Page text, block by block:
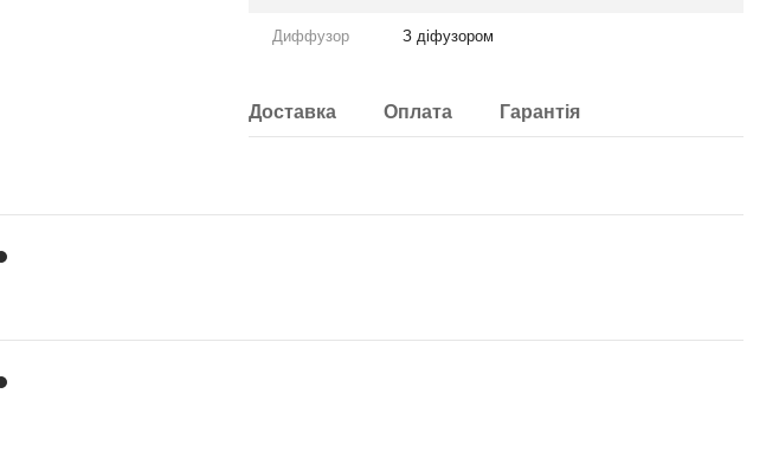
Диффузор З діфузором
Доставка Оплата Гарантія